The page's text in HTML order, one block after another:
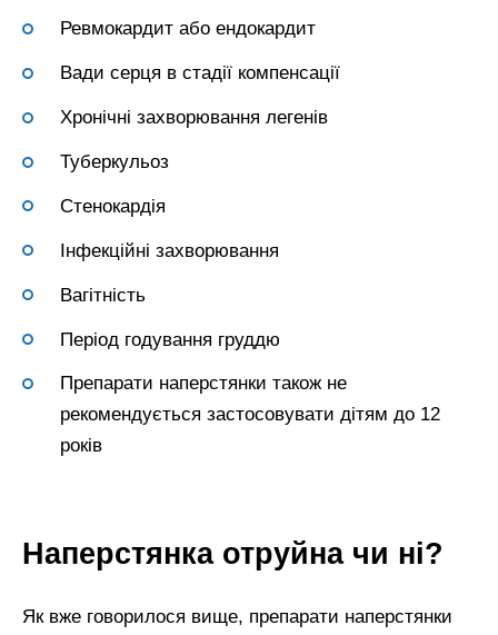
Ревмокардит або ендокардит
Вади серця в стадії компенсації
Хронічні захворювання легенів
Туберкульоз
Стенокардія
Інфекційні захворювання
Вагітність
Період годування груддю
Препарати наперстянки також не
рекомендується застосовувати дітям до 12
років
Наперстянка отруйна чи ні?
Як вже говорилося вище, препарати наперстянки